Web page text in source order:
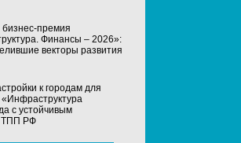
премия
Финансы – 2026»:
векторы развития
к городам для
с устойчивым
ТПП РФ